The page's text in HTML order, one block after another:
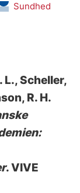
Sundhed
L., Scheller,
R. H.
. VIVE